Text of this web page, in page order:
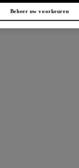
Beheer uw voorkeuren